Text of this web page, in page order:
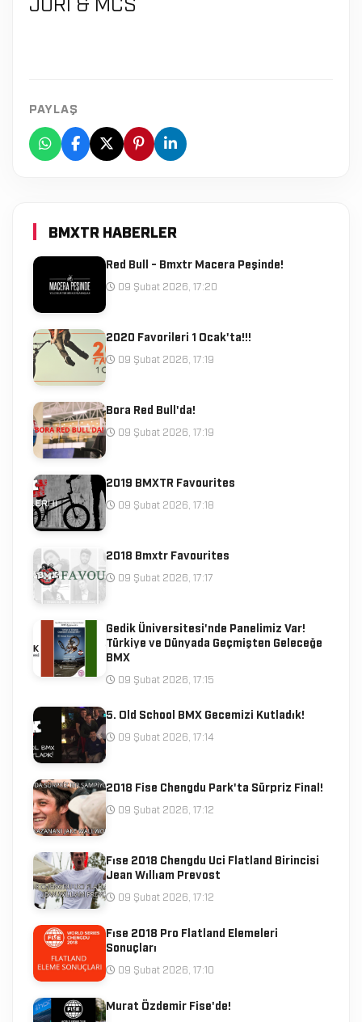
PAYLAŞ
BMXTR HABERLER
Red Bull - Bmxtr Macera Peşinde!
09 Şubat 2026, 17:20
2020 Favorileri 1 Ocak'ta!!!
09 Şubat 2026, 17:19
Bora Red Bull'da!
09 Şubat 2026, 17:19
2019 BMXTR Favourites
09 Şubat 2026, 17:18
2018 Bmxtr Favourites
09 Şubat 2026, 17:17
Gedik Üniversitesi'nde Panelimiz Var!
Türkiye ve Dünyada Geçmişten Geleceğe
BMX
09 Şubat 2026, 17:15
5. Old School BMX Gecemizi Kutladık!
09 Şubat 2026, 17:14
2018 Fise Chengdu Park'ta Sürpriz Final!
09 Şubat 2026, 17:12
Fıse 2018 Chengdu Uci Flatland Birincisi
Jean Wıllıam Prevost
09 Şubat 2026, 17:12
Fıse 2018 Pro Flatland Elemeleri
Sonuçları
09 Şubat 2026, 17:10
Murat Özdemir Fise'de!